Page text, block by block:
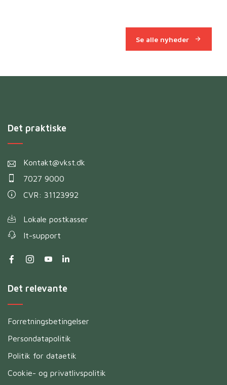
Se alle nyheder
Det praktiske
Kontakt@vkst.dk
7027 9000
CVR: 31123992
Lokale postkasser
It-support
Det relevante
Forretningsbetingelser
Persondatapolitik
Politik for dataetik
Cookie- og privatlivspolitik